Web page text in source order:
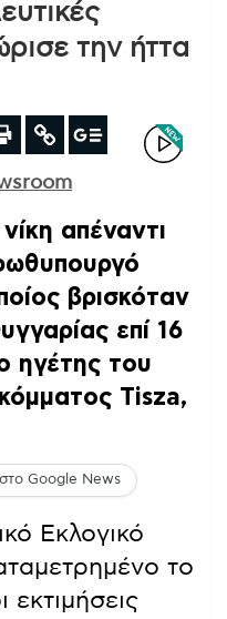
την ήττα
απέναντι
βρισκόταν
επί 16
ηγέτης του
Tisza,
στο Google News
Εκλογικό
το